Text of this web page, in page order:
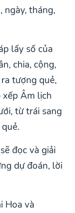
ngày, tháng,
lấy số của
chia, cộng,
tượng quẻ,
xếp Âm lịch
từ trái sang
đọc và giải
dự đoán, lời
Hoa và